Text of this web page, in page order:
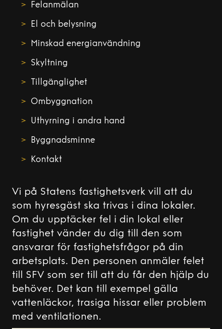
Felanmälan
El och belysning
Minskad energianvändning
Skyltning
Tillgänglighet
Ombyggnation
Uthyrning i andra hand
Byggnadsminne
Kontakt
Vi på Statens fastighetsverk vill att du
som hyresgäst ska trivas i dina lokaler.
Om du upptäcker fel i din lokal eller
fastighet vänder du dig till den som
ansvarar för fastighetsfrågor på din
arbetsplats. Den personen anmäler felet
till SFV som ser till att du får den hjälp du
behöver. Det kan till exempel gälla
vattenläckor, trasiga hissar eller problem
med ventilationen.